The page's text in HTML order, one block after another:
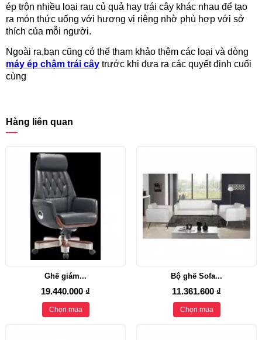
ép trộn nhiều loại rau củ quả hay trái cây khác nhau để tạo
ra món thức uống với hương vị riêng nhờ phù hợp với sở
thích của mỗi người.
Ngoài ra,bạn cũng có thể tham khảo thêm các loại và dòng
máy ép chậm trái cây trước khi đưa ra các quyết định cuối
cùng
Hàng liên quan
Ghế giám...
19.440.000 ₫
Chọn mua
Bộ ghế Sofa...
11.361.600 ₫
Chọn mua